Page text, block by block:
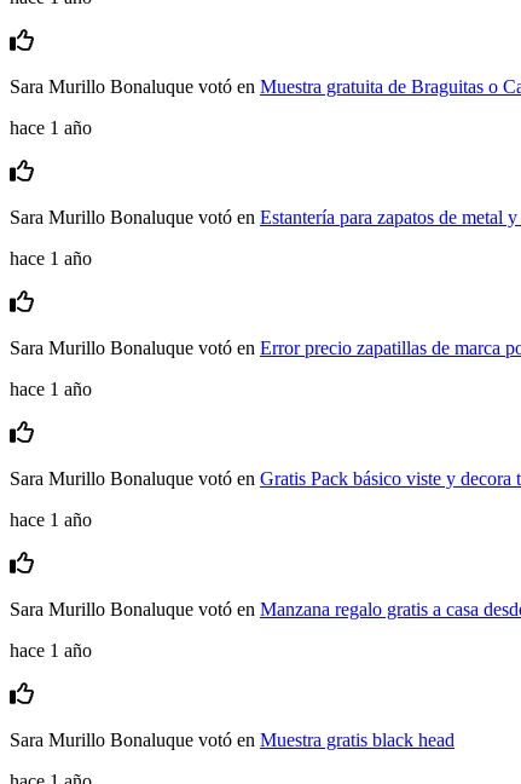
Sara Murillo Bonaluque votó en Muestra gratuita de Braguitas o
hace 1 año
Sara Murillo Bonaluque votó en Estantería para zapatos de metal
hace 1 año
Sara Murillo Bonaluque votó en Error precio zapatillas de marca
hace 1 año
Sara Murillo Bonaluque votó en Gratis Pack básico viste y
hace 1 año
Sara Murillo Bonaluque votó en Manzana regalo gratis a casa
hace 1 año
Sara Murillo Bonaluque votó en Muestra gratis black head